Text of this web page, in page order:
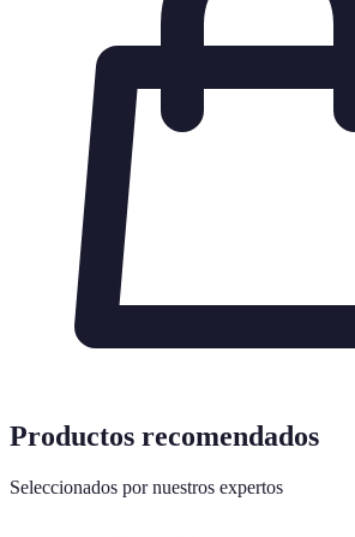
Productos recomendados
Seleccionados por nuestros expertos